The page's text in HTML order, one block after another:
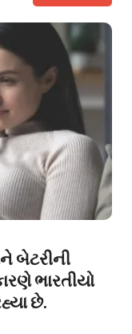
બેટરીની
ભારતીયો
છે.